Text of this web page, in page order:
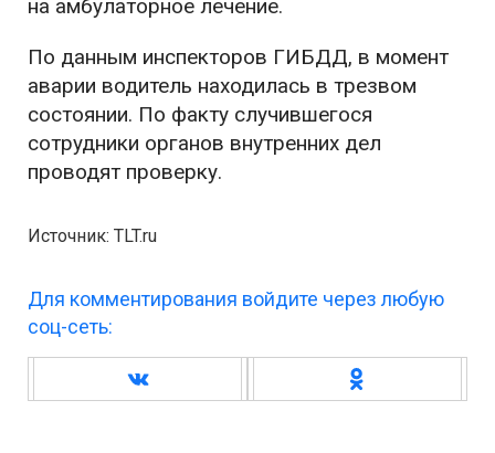
на амбулаторное лечение.
По данным инспекторов ГИБДД, в момент
аварии водитель находилась в трезвом
состоянии. По факту случившегося
сотрудники органов внутренних дел
проводят проверку.
Источник: TLT.ru
Для комментирования войдите через любую
соц-сеть: